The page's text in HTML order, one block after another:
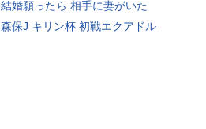
結婚願ったら 相手に妻がいた
森保J キリン杯 初戦エクアドル